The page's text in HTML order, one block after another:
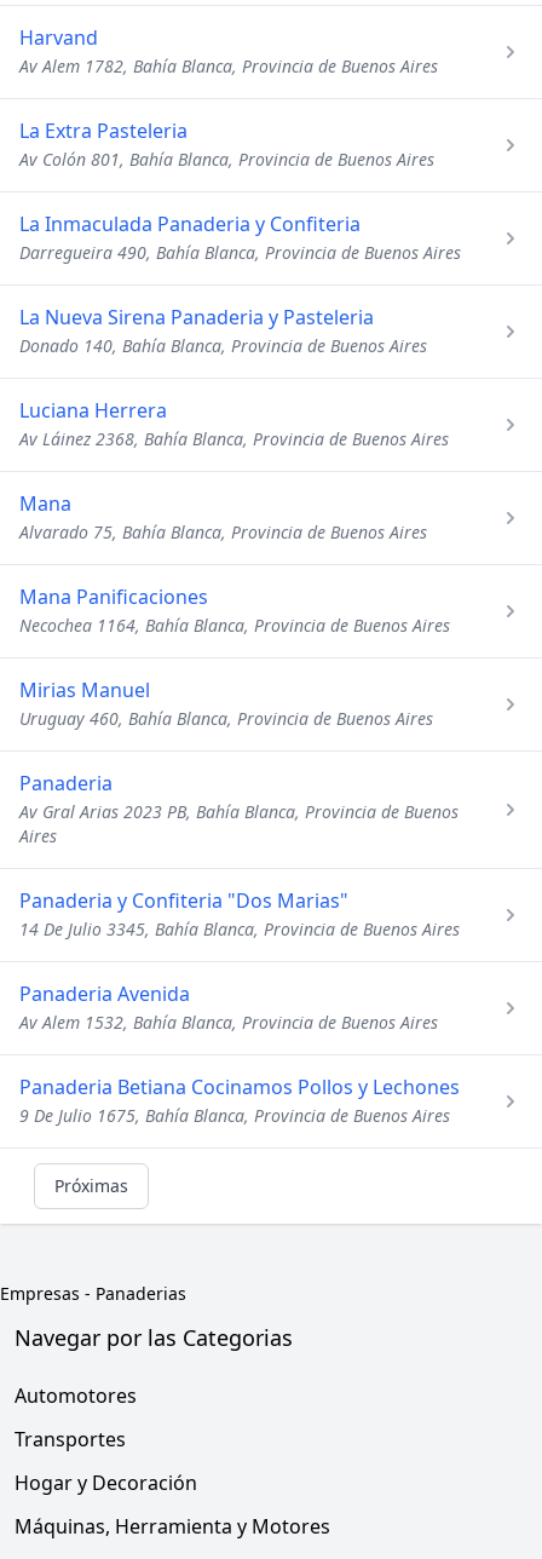
Harvand
Av Alem 1782, Bahía Blanca, Provincia de Buenos Aires
La Extra Pasteleria
Av Colón 801, Bahía Blanca, Provincia de Buenos Aires
La Inmaculada Panaderia y Confiteria
Darregueira 490, Bahía Blanca, Provincia de Buenos Aires
La Nueva Sirena Panaderia y Pasteleria
Donado 140, Bahía Blanca, Provincia de Buenos Aires
Luciana Herrera
Av Láinez 2368, Bahía Blanca, Provincia de Buenos Aires
Mana
Alvarado 75, Bahía Blanca, Provincia de Buenos Aires
Mana Panificaciones
Necochea 1164, Bahía Blanca, Provincia de Buenos Aires
Mirias Manuel
Uruguay 460, Bahía Blanca, Provincia de Buenos Aires
Panaderia
Av Gral Arias 2023 PB, Bahía Blanca, Provincia de Buenos
Aires
Panaderia y Confiteria "Dos Marias"
14 De Julio 3345, Bahía Blanca, Provincia de Buenos Aires
Panaderia Avenida
Av Alem 1532, Bahía Blanca, Provincia de Buenos Aires
Panaderia Betiana Cocinamos Pollos y Lechones
9 De Julio 1675, Bahía Blanca, Provincia de Buenos Aires
Próximas
Empresas - Panaderias
Navegar por las Categorias
Automotores
Transportes
Hogar y Decoración
Máquinas, Herramienta y Motores